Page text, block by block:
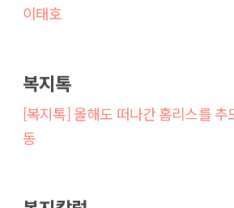
이태호
복지톡
[복지톡] 올해도 떠나간 홈리스를 추
동